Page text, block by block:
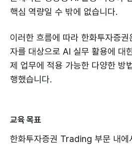
핵심 역량일 수 밖에 없습니다.
이러한 흐름에 따라 한화투자증
자를 대상으로 AI 실무 활용에 대
제 업무에 적용 가능한 다양한 방
행했습니다.
교육 목표
한화투자증권 Trading 부문 내에